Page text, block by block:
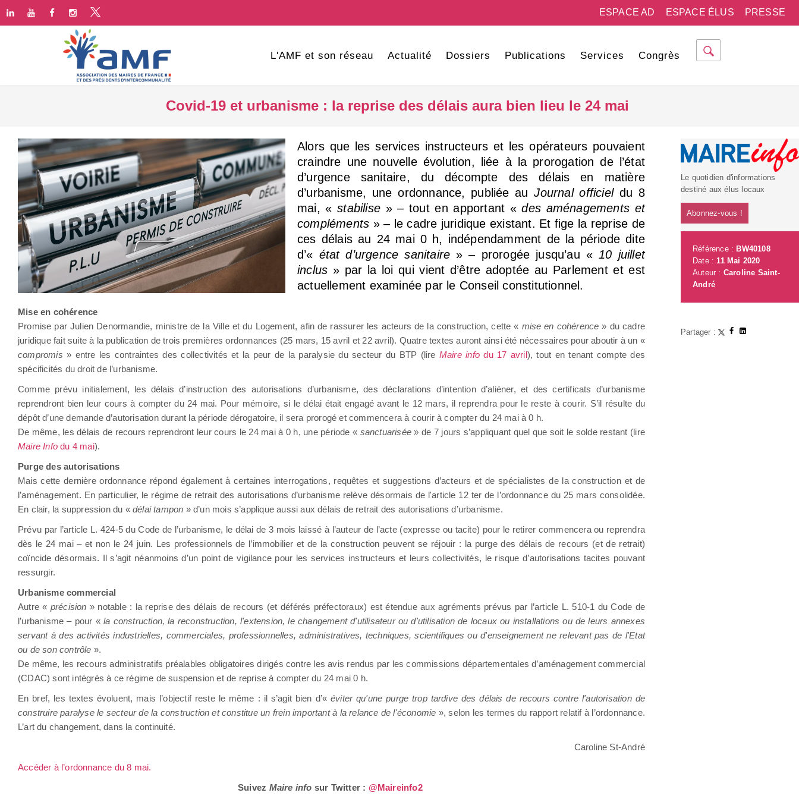
PRESSE
ESPACE ÉLUS
ESPACE AD
L'AMF et son réseau Actualité Dossiers Publications Services Congrès
Covid-19 et urbanisme : la reprise des délais aura bien lieu le 24 mai
Alors que les services instructeurs et les opérateurs pouvaient
craindre une nouvelle évolution, liée à la prorogation de l’état
d’urgence sanitaire, du décompte des délais en matière
d’urbanisme, une ordonnance, publiée auJournal officiel du 8
mai, «stabilise » – tout en apportant «des aménagements et
compléments » – le cadre juridique existant. Et fige la reprise de
ces délais au 24 mai 0 h, indépendamment de la période dite
d’« état d’urgence sanitaire » – prorogée jusqu’au «10 juillet
inclus » par la loi qui vient d’être adoptée au Parlement et est
actuellement examinée par le Conseil constitutionnel.
Mise en cohérence
Promise par Julien Denormandie, ministre de la Ville et du Logement, afin de rassurer les acteurs de la construction, cette « mise en cohérence » du cadre
juridique fait suite à la publication de trois premières ordonnances (25 mars, 15 avril et 22 avril). Quatre textes auront ainsi été nécessaires pour aboutir à un «
compromis» entre les contraintes des collectivités et la peur de la paralysie du secteur du BTP (lire Maire infodu 17 avril), tout en tenant compte des
spécificités du droit de l’urbanisme.
Comme prévu initialement, les délais d’instruction des autorisations d’urbanisme, des déclarations d’intention d’aliéner, et des certificats d’urbanisme
reprendront bien leur cours à compter du 24 mai. Pour mémoire, si le délai était engagé avant le 12 mars, il reprendra pour le reste à courir. S’il résulte du
dépôt d’une demande d’autorisation durant la période dérogatoire, il sera prorogé et commencera à courir à compter du 24 mai à 0 h.
De même, les délais de recours reprendront leur cours le 24 mai à 0 h, une période « sanctuarisée» de 7 jours s’appliquant quel que soit le solde restant (lire
Maire Info du 4 mai).
Purge des autorisations
Mais cette dernière ordonnance répond également à certaines interrogations, requêtes et suggestions d’acteurs et de spécialistes de la construction et de
l’aménagement. En particulier, le régime de retrait des autorisations d’urbanisme relève désormais de l'article 12 ter de l’ordonnance du 25 mars consolidée.
En clair, la suppression du « délai tampon » d’un mois s’applique aussi aux délais de retrait des autorisations d’urbanisme.
Prévu par l’article L. 424-5 du Code de l’urbanisme, le délai de 3 mois laissé à l’auteur de l’acte (expresse ou tacite) pour le retirer commencera ou reprendra
dès le 24 mai – et non le 24 juin. Les professionnels de l’immobilier et de la construction peuvent se réjouir : la purge des délais de recours (et de retrait)
coïncide désormais. Il s’agit néanmoins d’un point de vigilance pour les services instructeurs et leurs collectivités, le risque d’autorisations tacites pouvant
ressurgir.
Urbanisme commercial
Autre « précision » notable : la reprise des délais de recours (et déférés préfectoraux) est étendue aux agréments prévus par l’article L. 510-1 du Code de
l’urbanisme – pour «la construction, la reconstruction, l'extension, le changement d'utilisateur ou d'utilisation de locaux ou installations ou de leurs annexes
servant à des activités industrielles, commerciales, professionnelles, administratives, techniques, scientifiques ou d'enseignement ne relevant pas de l'Etat
ou de son contrôle ».
De même, les recours administratifs préalables obligatoires dirigés contre les avis rendus par les commissions départementales d’aménagement commercial
(CDAC) sont intégrés à ce régime de suspension et de reprise à compter du 24 mai 0 h.
En bref, les textes évoluent, mais l’objectif reste le même : il s’agit bien d’« éviter qu'une purge trop tardive des délais de recours contre l'autorisation de
construire paralyse le secteur de la construction et constitue un frein important à la relance de l'économie », selon les termes du rapport relatif à l’ordonnance.
L’art du changement, dans la continuité.
Caroline St-André
Accéder à l’ordonnance du 8 mai.
Suivez Maire info sur Twitter : @Maireinfo2
Le quotidien d'informations
destiné aux élus locaux
Abonnez-vous !
Référence : BW40108
Date :11 Mai 2020
Auteur : Caroline Saint-
André
Partager :